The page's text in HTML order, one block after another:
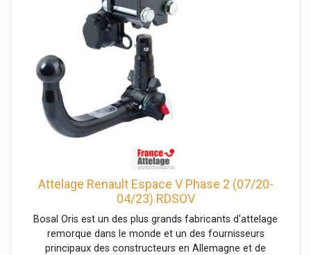
Attelage Renault Espace V Phase 2 (07/20-
04/23) RDSOV
Bosal Oris est un des plus grands fabricants d'attelage
remorque dans le monde et un des fournisseurs
principaux des constructeurs en Allemagne et de